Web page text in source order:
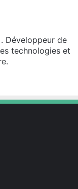
Développeur de
technologies et